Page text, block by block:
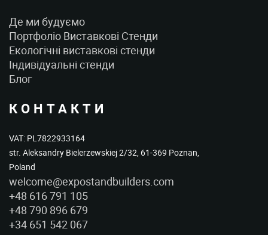
Де ми будуємо
Портфоліо Виставкові Стенди
Екологічні виставкові стенди
Індивідуальні стенди
Блог
КОНТАКТИ
VAT: PL7822933164
str. Aleksandry Bielerzewskiej 2/32, 61-369 Poznan,
Poland
welcome@expostandbuilders.com
+48 616 791 105
+48 790 896 679
+34 651 542 067